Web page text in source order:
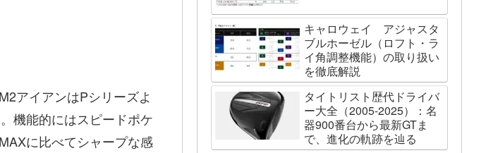
アイアンはPシリーズよ
機能的にはスピードポケ
に比べてシャープな感
キャロウェイ アジャスタ
ブルホーゼル（ロフト・ラ
イ角調整機能）の取り扱い
を徹底解説
タイトリスト歴代ドライバ
ー大全（2005-2025）：名
器900番台から最新GTま
で、進化の軌跡を辿る